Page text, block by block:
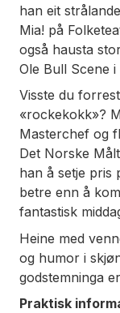
han eit
Mia! på
også hausta
Ole Bull Scene
Visste du
«rockekokk»?
Masterchef og
Det Norske
han å setje pris
betre enn å
fantastisk
Heine med
og humor i
godstemninga
Praktisk